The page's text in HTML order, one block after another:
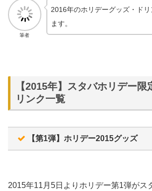
筆者
2016年のホリデーグッズ・ド
ます。
【2015年】スタバホリデー限
リンク一覧
【第1弾】ホリデー2015グッズ
2015年11月5日よりホリデー第1弾がス